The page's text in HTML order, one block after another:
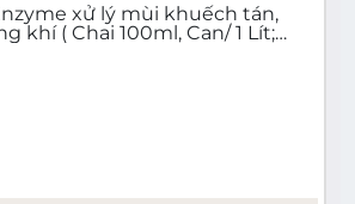
khí ( Chai 100ml, Can/ 1 Lít;